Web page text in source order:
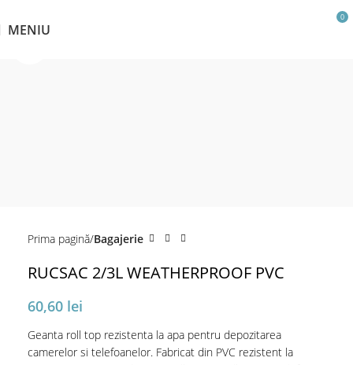
MENIU
0
Prima pagină Bagajerie
RUCSAC 2/3L WEATHERPROOF PVC
60,60 lei
Geanta roll top rezistenta la apa pentru depozitarea
camerelor si telefoanelor. Fabricat din PVC rezistent la